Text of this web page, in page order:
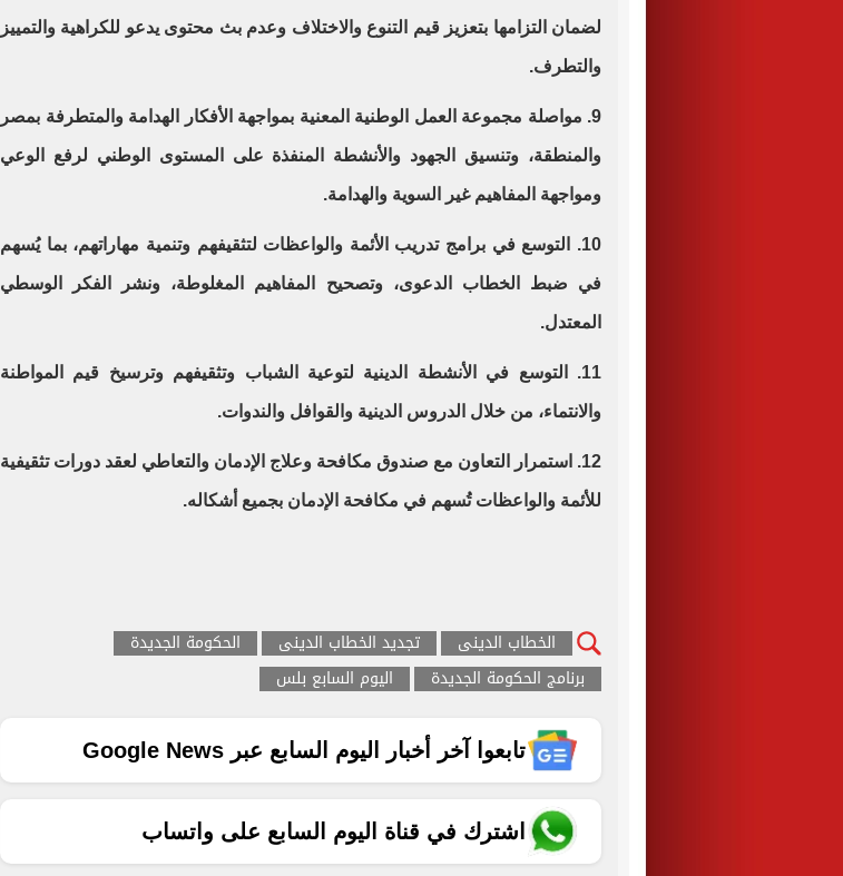
لضمان التزامها بتعزيز قيم التنوع والاختلاف وعدم بث محتوى يدعو للكراهية والتمييز
والتطرف.
9. مواصلة مجموعة العمل الوطنية المعنية بمواجهة الأفكار الهدامة والمتطرفة بمصر
والمنطقة، وتنسيق الجهود والأنشطة المنفذة على المستوى الوطني لرفع الوعي
ومواجهة المفاهيم غير السوية والهدامة.
10. التوسع في برامج تدريب الأئمة والواعظات لتثقيفهم وتنمية مهاراتهم، بما يُسهم
في ضبط الخطاب الدعوى، وتصحيح المفاهيم المغلوطة، ونشر الفكر الوسطي
المعتدل.
11. التوسع في الأنشطة الدينية لتوعية الشباب وتثقيفهم وترسيخ قيم المواطنة
والانتماء، من خلال الدروس الدينية والقوافل والندوات.
12. استمرار التعاون مع صندوق مكافحة وعلاج الإدمان والتعاطي لعقد دورات تثقيفية
للأئمة والواعظات تُسهم في مكافحة الإدمان بجميع أشكاله.
الخطاب الدينى تجديد الخطاب الدينى
الحكومة الجديدة
برنامج الحكومة الجديدة
اليوم السابع بلس
تابعوا آخر أخبار اليوم السابع عبر Google News
اشترك في قناة اليوم السابع على واتساب